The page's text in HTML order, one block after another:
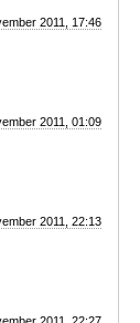
2011, 17:46
2011, 01:09
2011, 22:13